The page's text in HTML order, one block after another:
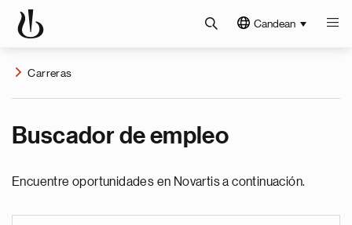
Candean
Carreras
Buscador de empleo
Encuentre oportunidades en Novartis a continuación.